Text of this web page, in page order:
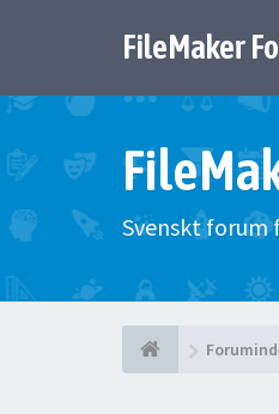
FileMaker
Svenskt forum